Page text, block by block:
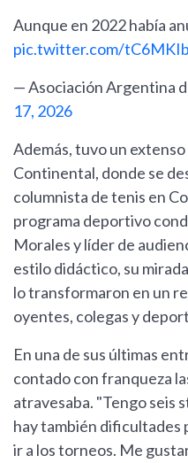
Aunque en 2022 había
pic.twitter.com/
— Asociación Argentina
17, 2026
Además, tuvo un
Continental, donde se
columnista de tenis en
programa deportivo
Morales y líder de
estilo didáctico, su
lo transformaron en un
oyentes, colegas y
En una de sus últimas
contado con franqueza
atravesaba. "Tengo seis
hay también dificultades
ir a los torneos. Me